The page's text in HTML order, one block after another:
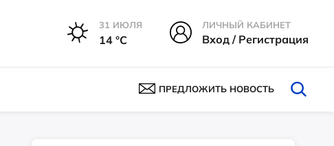
31 ИЮЛЯ
14 °С
ЛИЧНЫЙ КАБИНЕТ
Вход / Регистрация
ПРЕДЛОЖИТЬ НОВОСТЬ